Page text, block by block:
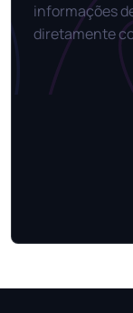
informações
diretamente